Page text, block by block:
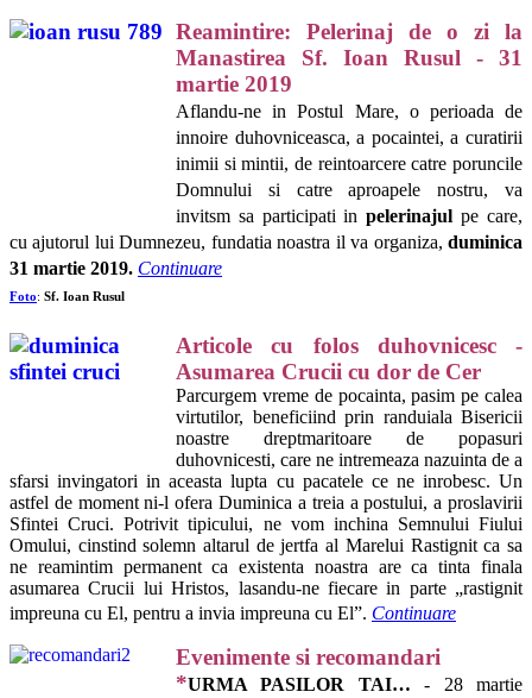
Reamintire: Pelerinaj de o zi la
Manastirea Sf. Ioan Rusul - 31
martie 2019
Aflandu-ne in Postul Mare, o perioada de
innoire duhovniceasca, a pocaintei, a curatirii
inimii si mintii, de reintoarcere catre poruncile
Domnului si catre aproapele nostru, va
invitsm sa participati inpelerinajul pe care,
cu ajutorul lui Dumnezeu, fundatia noastra il va organiza, duminica
31 martie 2019. Continuare
Foto: Sf. Ioan Rusul
Articole cu folos duhovnicesc -
Asumarea Crucii cu dor de Cer
Parcurgem vreme de pocainta, pasim pe calea
virtutilor, beneficiind prin randuiala Bisericii
noastre dreptmaritoare de popasuri
duhovnicesti, care ne intremeaza nazuinta de a
sfarsi invingatori in aceasta lupta cu pacatele ce ne inrobesc. Un
astfel de moment ni-l ofera Duminica a treia a postului, a proslavirii
Sfintei Cruci. Potrivit tipicului, ne vom inchina Semnului Fiului
Omului, cinstind solemn altarul de jertfa al Marelui Rastignit ca sa
ne reamintim permanent ca existenta noastra are ca tinta finala
asumarea Crucii lui Hristos, lasandu-ne fiecare in parte „rastignit
impreuna cu El, pentru a invia impreuna cu El”. Continuare
Evenimente si recomandari
*URMA PASILOR TAI…- 28martie